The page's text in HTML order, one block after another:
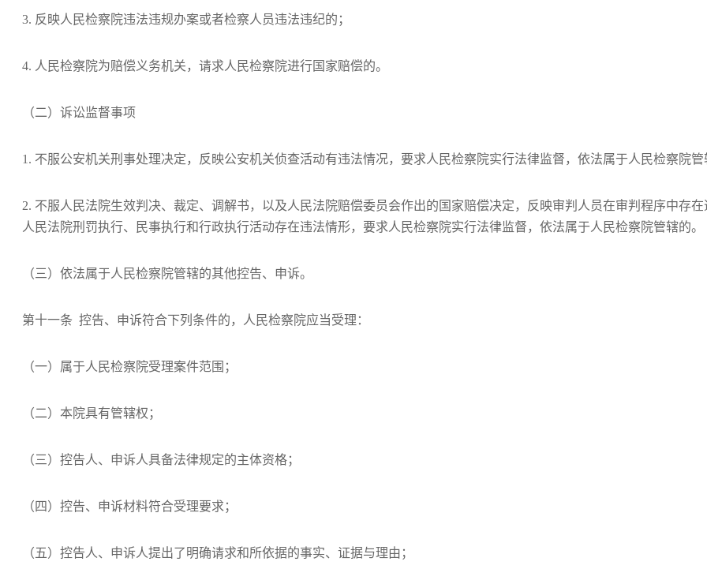
3. 反映人民检察院违法违规办案或者检察人员违法违纪的；
4. 人民检察院为赔偿义务机关，请求人民检察院进行国家赔偿的。
（二）诉讼监督事项
1. 不服公安机关刑事处理决定，反映公安机关侦查活动有违法情况，要求人民检察院实行法律监督，依法属于人民检察院管
2. 不服人民法院生效判决、裁定、调解书，以及人民法院赔偿委员会作出的国家赔偿决定，反映审判人员在审判程序中存
人民法院刑罚执行、民事执行和行政执行活动存在违法情形，要求人民检察院实行法律监督，依法属于人民检察院管辖的。
（三）依法属于人民检察院管辖的其他控告、申诉。
第十一条 控告、申诉符合下列条件的，人民检察院应当受理：
（一）属于人民检察院受理案件范围；
（二）本院具有管辖权；
（三）控告人、申诉人具备法律规定的主体资格；
（四）控告、申诉材料符合受理要求；
（五）控告人、申诉人提出了明确请求和所依据的事实、证据与理由；